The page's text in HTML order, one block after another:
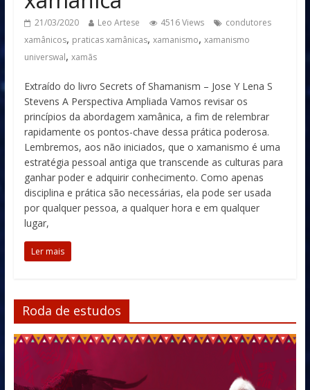
21/03/2020 Leo Artese 4516 Views
condutores
xamânicos, praticas xamânicas, xamanismo, xamanismo
universwal, xamãs
Extraído do livro Secrets of Shamanism – Jose Y Lena S
Stevens A Perspectiva Ampliada Vamos revisar os
princípios da abordagem xamânica, a fim de relembrar
rapidamente os pontos-chave dessa prática poderosa.
Lembremos, aos não iniciados, que o xamanismo é uma
estratégia pessoal antiga que transcende as culturas para
ganhar poder e adquirir conhecimento. Como apenas
disciplina e prática são necessárias, ela pode ser usada
por qualquer pessoa, a qualquer hora e em qualquer
lugar,
Ler mais
Roda de estudos